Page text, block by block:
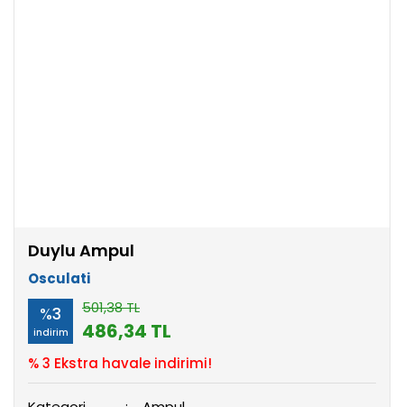
Duylu Ampul
Osculati
%3
indirim
501,38 TL
486,34 TL
% 3 Ekstra havale indirimi!